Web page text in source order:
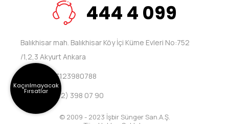
444 4 099
Balıkhisar mah. Balıkhisar Köy İçi Küme Evleri No:752
/1,2,3 Akyurt Ankara
Telefon: 03123980788
Fax: +90 (312) 398 07 90
© 2009 - 2023 İşbir Sünger San.A.Ş.
Kaçırılmayacak
Fırsatlar